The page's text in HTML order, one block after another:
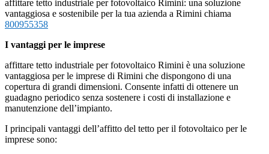
affittare tetto industriale per fotovoltaico Rimini: una soluzione
vantaggiosa e sostenibile per la tua azienda a Rimini chiama
800955358
I vantaggi per le imprese
affittare tetto industriale per fotovoltaico Rimini è una soluzione
vantaggiosa per le imprese di Rimini che dispongono di una
copertura di grandi dimensioni. Consente infatti di ottenere un
guadagno periodico senza sostenere i costi di installazione e
manutenzione dell’impianto.
I principali vantaggi dell’affitto del tetto per il fotovoltaico per le
imprese sono: